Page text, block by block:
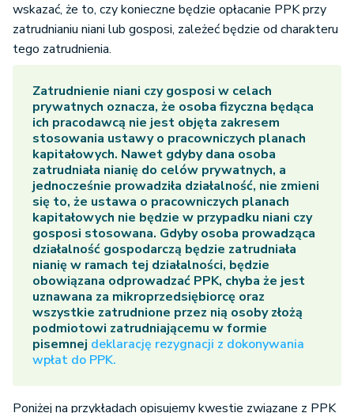
wskazać, że to, czy konieczne będzie opłacanie PPK przy
zatrudnianiu niani lub gosposi, zależeć będzie od charakteru
tego zatrudnienia.
Zatrudnienie niani czy gosposi w celach
prywatnych oznacza, że osoba fizyczna będąca
ich pracodawcą nie jest objęta zakresem
stosowania ustawy o pracowniczych planach
kapitałowych. Nawet gdyby dana osoba
zatrudniała nianię do celów prywatnych, a
jednocześnie prowadziła działalność, nie zmieni
się to, że ustawa o pracowniczych planach
kapitałowych nie będzie w przypadku niani czy
gosposi stosowana. Gdyby osoba prowadząca
działalność gospodarczą będzie zatrudniała
nianię w ramach tej działalności, będzie
obowiązana odprowadzać PPK, chyba że jest
uznawana za mikroprzedsiębiorcę oraz
wszystkie zatrudnione przez nią osoby złożą
podmiotowi zatrudniającemu w formie
pisemnej deklarację rezygnacji z dokonywania
wpłat do PPK.
Poniżej na przykładach opisujemy kwestie związane z PPK